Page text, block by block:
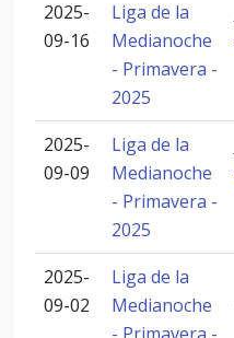
2025-
09-16
Liga de la
Medianoche
- Primavera -
2025
2025-
09-09
Liga de la
Medianoche
- Primavera -
2025
2025-
09-02
Liga de la
Medianoche